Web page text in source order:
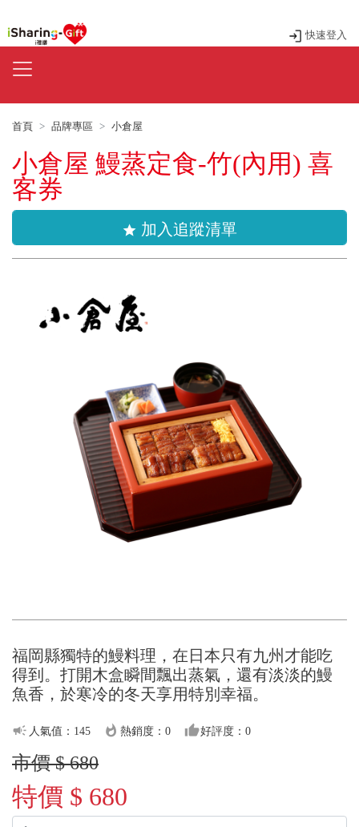
快速登入
首頁 品牌專區 小倉屋
小倉屋 鰻蒸定食-竹(內用) 喜
客券
star 加入追蹤清單
福岡縣獨特的鰻料理，在日本只有九州才能吃
得到。打開木盒瞬間飄出蒸氣，還有淡淡的鰻
魚香，於寒冷的冬天享用特別幸福。
campaign 人氣值：145 whatshot 熱銷度：0 thumb_up好評度：0
市價 $ 680
特價 $ 680